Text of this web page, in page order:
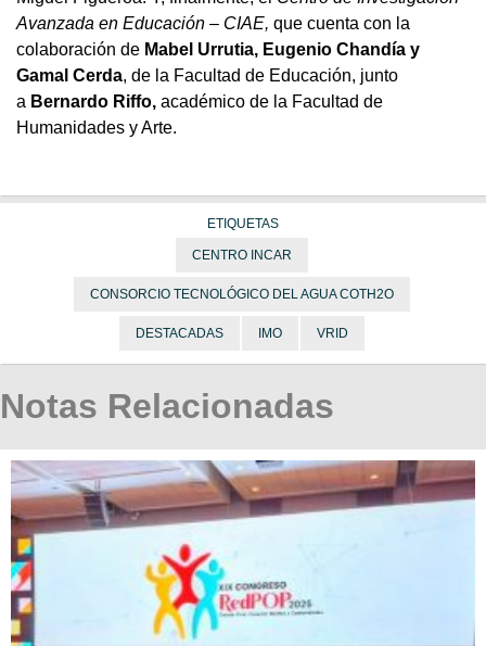
Avanzada en Educación – CIAE, que cuenta con la
colaboración de Mabel Urrutia, Eugenio Chandía y
Gamal Cerda, de la Facultad de Educación, junto
a Bernardo Riffo, académico de la Facultad de
Humanidades y Arte.
ETIQUETAS
CENTRO INCAR
CONSORCIO TECNOLÓGICO DEL AGUA COTH2O
DESTACADAS IMO VRID
Notas Relacionadas